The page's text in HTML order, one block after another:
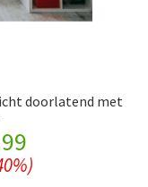
doorlatend met
Current